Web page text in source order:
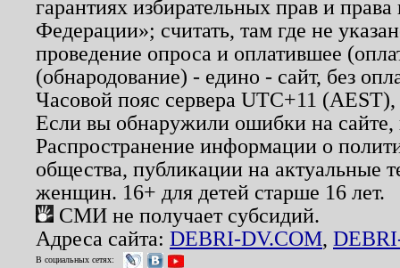
гарантиях избирательных прав и
Федерации»; считать, там где не
проведение опроса и оплатившее
(обнародование) - едино - сайт, без
Часовой пояс сервера UTC+11
Если вы обнаружили ошибки на
Распространение информации о
общества, публикации на актуальные
женщин. 16+ для детей старше 16 лет.
СМИ не получает субсидий.
Адреса сайта: DEBRI-DV.COM,
В социальных сетях: